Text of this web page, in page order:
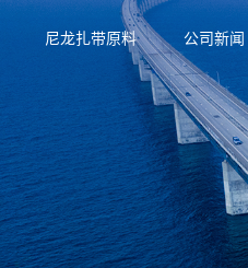
尼龙扎带原料 公司新闻